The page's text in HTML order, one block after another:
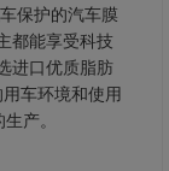
保护的汽车膜
都能享受科技
进口优质脂肪
车环境和使用
产。